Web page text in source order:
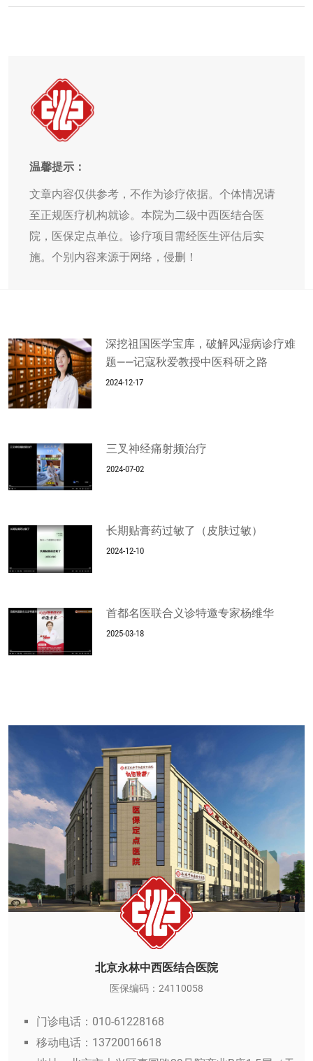
温馨提示：
文章内容仅供参考，不作为诊疗依据。个体情况请
至正规医疗机构就诊。本院为二级中西医结合医
院，医保定点单位。诊疗项目需经医生评估后实
施。个别内容来源于网络，侵删！
深挖祖国医学宝库，破解风湿病诊疗难
题——记寇秋爱教授中医科研之路
2024-12-17
三叉神经痛射频治疗
2024-07-02
长期贴膏药过敏了（皮肤过敏）
2024-12-10
首都名医联合义诊特邀专家杨维华
2025-03-18
北京永林中西医结合医院
医保编码：24110058
门诊电话：010-61228168
移动电话：13720016618